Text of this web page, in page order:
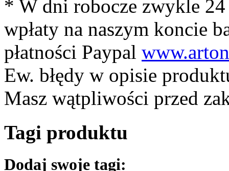
* W dni robocze zwykle
wpłaty na naszym koncie
płatności Paypal
Ew. błędy w opisie
Masz wątpliwości przed
Tagi produktu
Dodaj swoje tagi: